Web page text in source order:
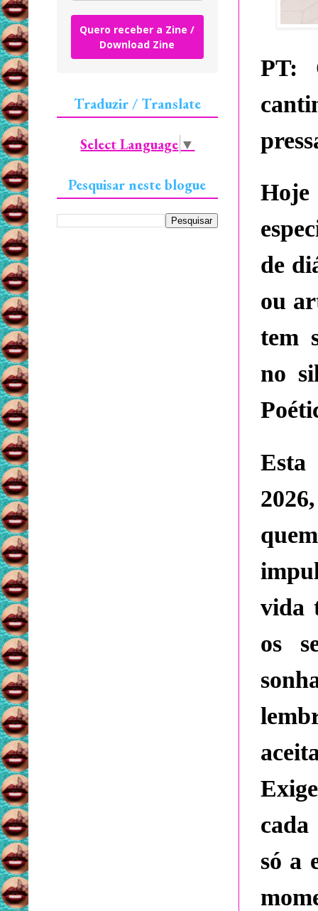
PT:
de
ou
tem
no
Esta
vida
os
cada
só a
Quero receber a Zine /
Download Zine
Traduzir / Translate
Select Language ▼
Pesquisar neste blogue